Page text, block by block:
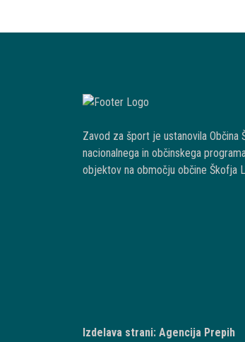
Zavod za šport je ustanovila Občina
nacionalnega in občinskega
objektov na območju občine Škofja
Izdelava strani: Agencija Prepih